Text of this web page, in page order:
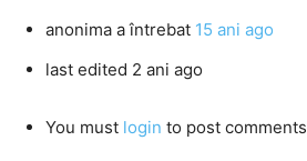
anonima a întrebat 15 ani ago
last edited 2 ani ago
You must login to post comments